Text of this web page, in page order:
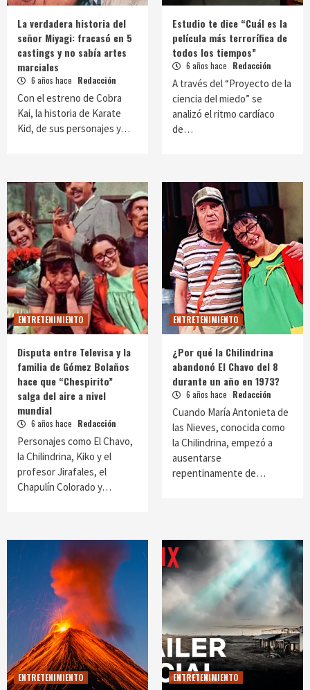
La verdadera historia del
señor Miyagi: fracasó en 5
castings y no sabía artes
marciales
6 años hace Redacción
Con el estreno de Cobra
Kai, la historia de Karate
Kid, de sus personajes y…
Estudio te dice “Cuál es la
película más terrorífica de
todos los tiempos”
6 años hace Redacción
A través del “Proyecto de la
ciencia del miedo” se
analizó el ritmo cardíaco
de…
ENTRETENIMIENTO
Disputa entre Televisa y la
familia de Gómez Bolaños
hace que “Chespirito”
salga del aire a nivel
mundial
6 años hace Redacción
Personajes como El Chavo,
la Chilindrina, Kiko y el
profesor Jirafales, el
Chapulín Colorado y…
ENTRETENIMIENTO
¿Por qué la Chilindrina
abandonó El Chavo del 8
durante un año en 1973?
6 años hace Redacción
Cuando María Antonieta de
las Nieves, conocida como
la Chilindrina, empezó a
ausentarse
repentinamente de…
ENTRETENIMIENTO ENTRETENIMIENTO